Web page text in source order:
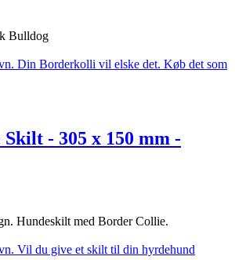
Bulldog
- 305 x 150 mm -
Hundeskilt med Border Collie.